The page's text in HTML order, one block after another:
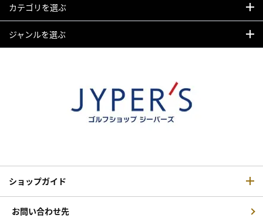
カテゴリを選ぶ
ジャンルを選ぶ
ショップガイド
お問い合わせ先